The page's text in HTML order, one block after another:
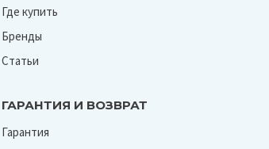
Где купить
Бренды
Статьи
ГАРАНТИЯ И ВОЗВРАТ
Гарантия